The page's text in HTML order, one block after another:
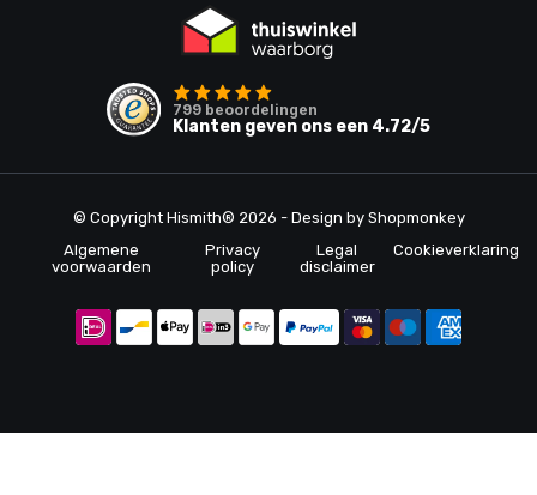
799beoordelingen
Klanten geven ons een 4.72/5
© Copyright Hismith® 2026 - Design by Shopmonkey
Algemene
voorwaarden
Privacy
policy
Legal
disclaimer
Cookieverklaring